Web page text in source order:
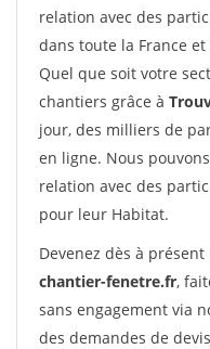
relation avec des
dans toute la France
Quel que soit votre
chantiers grâce à
jour, des milliers de
en ligne. Nous
relation avec des
pour leur Habitat.
Devenez dès à
chantier-fenetre.fr,
sans engagement via
des demandes de